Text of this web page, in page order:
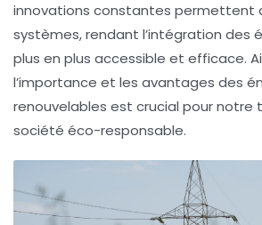
innovations constantes permettent
systèmes, rendant l’intégration des
plus en plus accessible et efficace.
l’importance et les avantages des
renouvelables est crucial pour notre
société éco-responsable.